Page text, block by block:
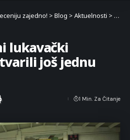
zajedno! > Blog > Aktuelnosti > Sport
lukavački
još jednu
1 Min. Za Čitanje